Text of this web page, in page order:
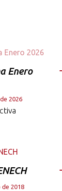
Enero
2026
de 2018